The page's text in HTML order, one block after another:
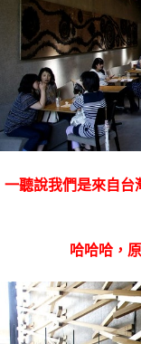
一聽說我們是來自台
哈哈哈，